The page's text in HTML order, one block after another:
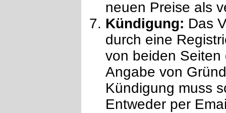
neuen Preise als
Kündigung: Das
durch eine
von beiden
Angabe von
Kündigung muss
Entweder per